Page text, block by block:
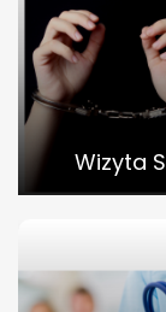
Wizyta